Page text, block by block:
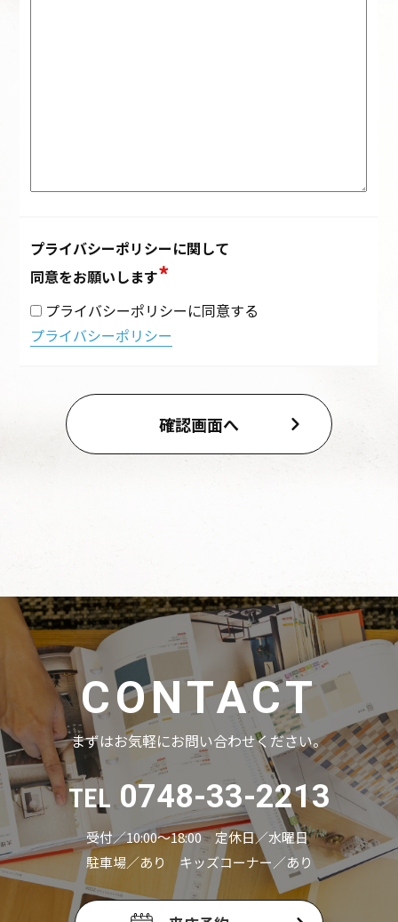
プライバシーポリシーに関して
同意をお願いします
プライバシーポリシーに同意する
プライバシーポリシー
CONTACT
まずはお気軽にお問い合わせください。
TEL 0748-33-2213
受付／10:00〜18:00 定休日／水曜日
駐車場／あり キッズコーナー／あり